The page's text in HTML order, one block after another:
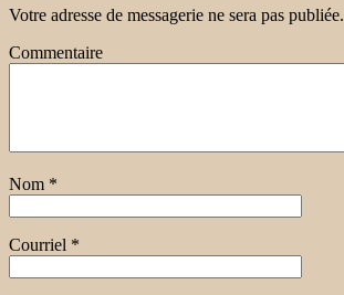
Votre adresse de messagerie ne sera pas publiée.
Commentaire
Nom *
Courriel *